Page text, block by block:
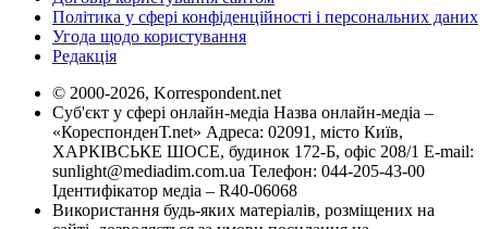
Політика у сфері конфіденційності і персональних даних
Угода щодо користування
Редакція
© 2000-2026, Korrespondent.net
Суб'єкт у сфері онлайн-медіа Назва онлайн-медіа –
«КореспонденТ.net» Адреса: 02091, місто Київ,
ХАРКІВСЬКЕ ШОСЕ, будинок 172-Б, офіс 208/1 E-mail:
sunlight@mediadim.com.ua Телефон: 044-205-43-00
Ідентифікатор медіа – R40-06068
Використання будь-яких матеріалів, розміщених на